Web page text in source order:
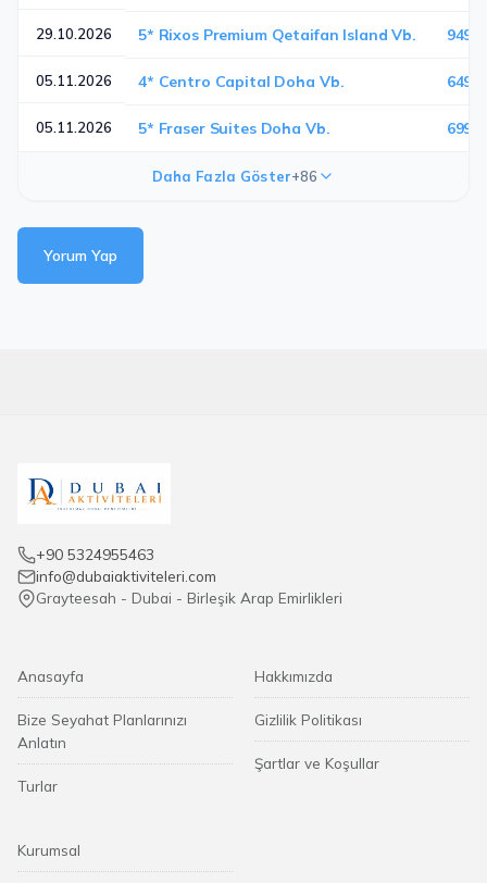
29.10.2026 5* Rixos Premium Qetaifan Island Vb. 949 €
05.11.2026 4* Centro Capital Doha Vb. 649 €
05.11.2026 5* Fraser Suites Doha Vb. 699 €
Daha Fazla Göster+86
Yorum Yap
+90 5324955463
info@dubaiaktiviteleri.com
Grayteesah - Dubai - Birleşik Arap Emirlikleri
Anasayfa
Bize Seyahat Planlarınızı
Anlatın
Turlar
Hakkımızda
Gizlilik Politikası
Şartlar ve Koşullar
Kurumsal